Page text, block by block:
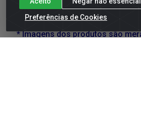
Preferências de Cookies
PARA MENORES DE 18
* Imagens dos produtos são